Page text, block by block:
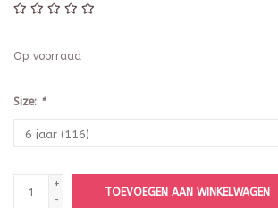
Op voorraad
Size: *
+
-
TOEVOEGEN AAN WINKELWAGEN